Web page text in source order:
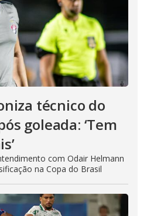
técnico do
goleada: ‘Tem
com Odair Helmann
na Copa do Brasil